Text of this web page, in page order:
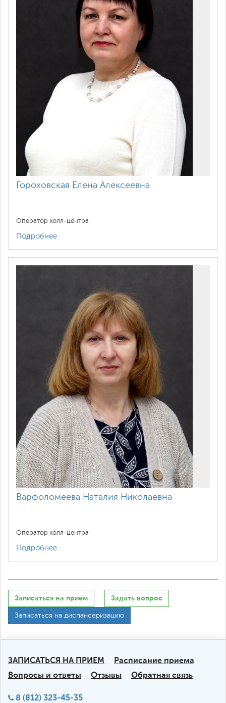
Гороховская Елена Алексеевна
Оператор колл-центра
Подробнее
Варфоломеева Наталия Николаевна
Оператор колл-центра
Подробнее
Записаться на прием Задать вопрос
Записаться на диспансеризацию
ЗАПИСАТЬСЯ НА ПРИЕМ
Расписание приема
Вопросы и ответы
Отзывы Обратная связь
8 (812) 323-45-35